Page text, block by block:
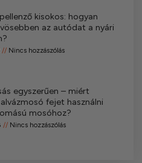
kisokos: hogyan
az autódat a nyári
Nincs hozzászólás
egyszerűen – miért
fejet használni
mosóhoz?
Nincs hozzászólás